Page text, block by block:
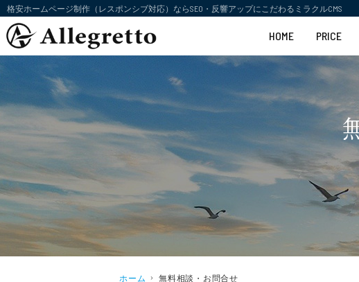
格安ホームページ制作（レスポンシブ対応）ならSEO・反響アップにこだわるミラクルCMS
ホーム 無料相談・お問合せ
HOME PRICE